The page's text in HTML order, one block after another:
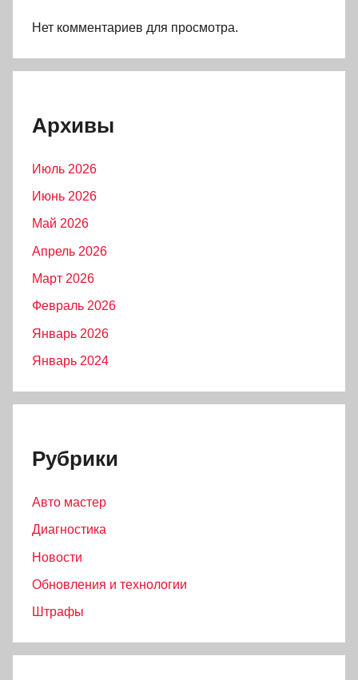
Нет комментариев для просмотра.
Архивы
Июль 2026
Июнь 2026
Май 2026
Апрель 2026
Март 2026
Февраль 2026
Январь 2026
Январь 2024
Рубрики
Авто мастер
Диагностика
Новости
Обновления и технологии
Штрафы